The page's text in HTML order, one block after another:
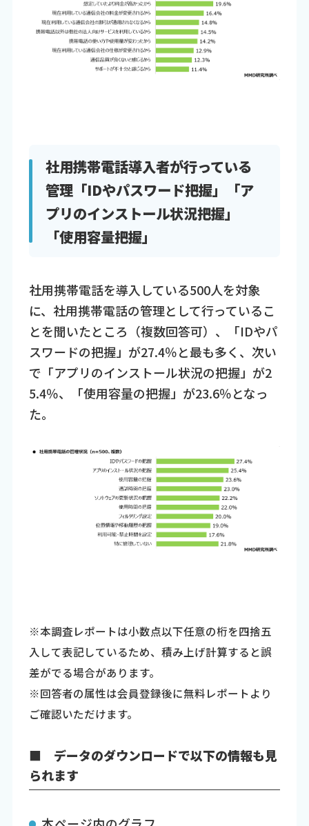
社用携帯電話導入者が行っている
管理「IDやパスワード把握」「ア
プリのインストール状況把握」
「使用容量把握」
社用携帯電話を導入している500人を対象
に、社用携帯電話の管理として行っているこ
とを聞いたところ（複数回答可）、「IDやパ
スワードの把握」が27.4％と最も多く、次い
で「アプリのインストール状況の把握」が2
5.4％、「使用容量の把握」が23.6％となっ
た。
※本調査レポートは小数点以下任意の桁を四捨五
入して表記しているため、積み上げ計算すると誤
差がでる場合があります。
※回答者の属性は会員登録後に無料レポートより
ご確認いただけます。
■ データのダウンロードで以下の情報も見
られます